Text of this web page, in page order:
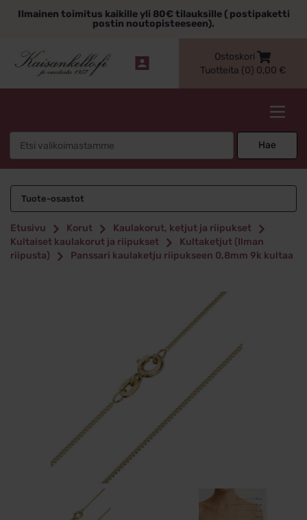
sisältöönIlmainen toimitus kaikille yli 80€ tilauksille ( postipaketti
postin noutopisteeseen).
Ostoskori
Tuotteita (0) 0,00 €
Hae
Tuote-osastot
Etusivu Korut
Kaulakorut, ketjut ja riipukset
Kultaiset kaulakorut ja riipukset
Kultaketjut (Ilman
riipusta)
Panssari kaulaketju riipukseen 0,8mm 9k kultaa